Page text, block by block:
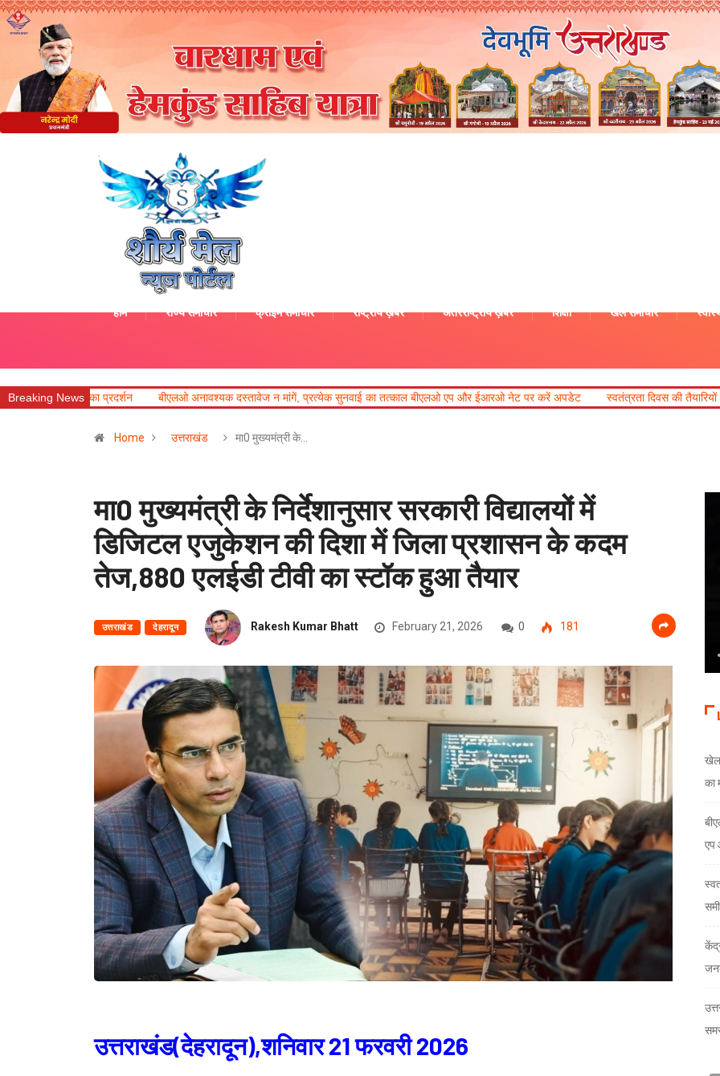
होम राज्य समाचार क्राइम समाचार राष्ट्रीय ख़बरें अंतरराष्ट्रीय ख़बरें शिक्षा खेल समाचार
Breaking News
बीएलओ अनावश्यक दस्तावेज न मांगें, प्रत्येक सुनवाई का तत्काल बीएलओ एप और ईआरओ नेट पर करें अपडेट स्वतंत्रता दिवस की तैयारियों को लेकर डीएम डॉ0 आशीष
Home उत्तराखंड मा0 मुख्यमंत्री के…
मा0 मुख्यमंत्री के निर्देशानुसार सरकारी विद्यालयों में
डिजिटल एजुकेशन की दिशा में जिला प्रशासन के कदम
तेज,880 एलईडी टीवी का स्टॉक हुआ तैयार
उत्तराखंड देहरादून Rakesh Kumar Bhatt February 21, 2026 0 181
उत्तराखंड(देहरादून),शनिवार 21 फरवरी 2026
खेल
का
एप